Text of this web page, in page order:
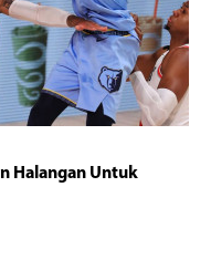
Halangan Untuk